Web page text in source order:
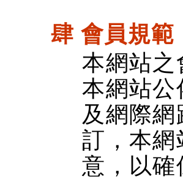
肆 會員規範
本網站之
本網站公
及網際
訂，本網
意，以確